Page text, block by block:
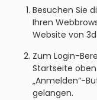
Besuchen Sie
Ihren
Website von
Zum Login-
Startseite
„Anmelden“-
gelangen.